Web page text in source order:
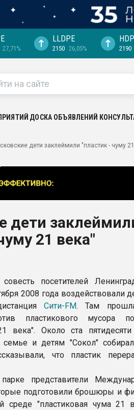
на
27,71%
LLDPE
2150 26,05% 2190
ДОСКА ОБЪЯВЛЕНИЙ
дети заклеймили "пластик - чуму
дети
21 века"
совесть посетителей
2008 года воздействовали
Сити-FM. Там прошла
пластикового мусора
века". Около ста
и детям "Сокол"
что пластик
представители
подготовили брошюры и
среде "пластиковая чума 21